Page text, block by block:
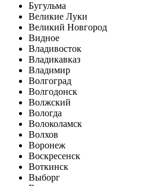
Бугульма
Великие Луки
Великий Новгород
Видное
Владивосток
Владикавказ
Владимир
Волгоград
Волгодонск
Волжский
Вологда
Волоколамск
Волхов
Воронеж
Воскресенск
Воткинск
Выборг